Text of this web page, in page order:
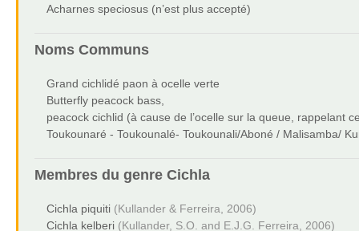
Acharnes speciosus (n’est plus accepté)
Noms Communs
Grand cichlidé paon à ocelle verte
Butterfly peacock bass,
peacock cichlid (à cause de l’ocelle sur la queue, rappelant
Toukounaré - Toukounalé- Toukounali/Aboné / Malisamba/
Membres du genre Cichla
Cichla piquiti (Kullander & Ferreira, 2006)
Cichla kelberi (Kullander, S.O. and E.J.G. Ferreira, 2006)